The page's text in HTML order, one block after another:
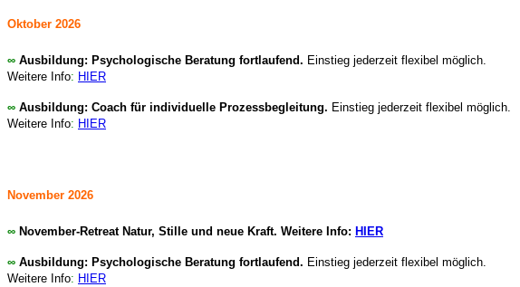
Oktober 2026
∞ Ausbildung: Psychologische Beratung fortlaufend. Einstieg jederzeit flexibel möglich.
Weitere Info: HIER
∞ Ausbildung: Coach für individuelle Prozessbegleitung. Einstieg jederzeit flexibel möglich.
Weitere Info: HIER
November 2026
∞ November-Retreat Natur, Stille und neue Kraft. Weitere Info: HIER
∞ Ausbildung: Psychologische Beratung fortlaufend. Einstieg jederzeit flexibel möglich.
Weitere Info: HIER